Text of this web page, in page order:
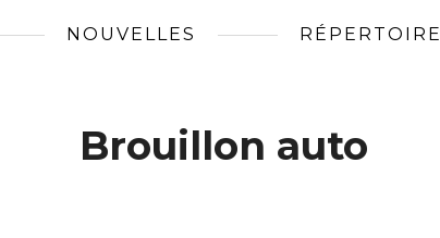
NOUVELLES RÉPERTOIRE
Brouillon auto